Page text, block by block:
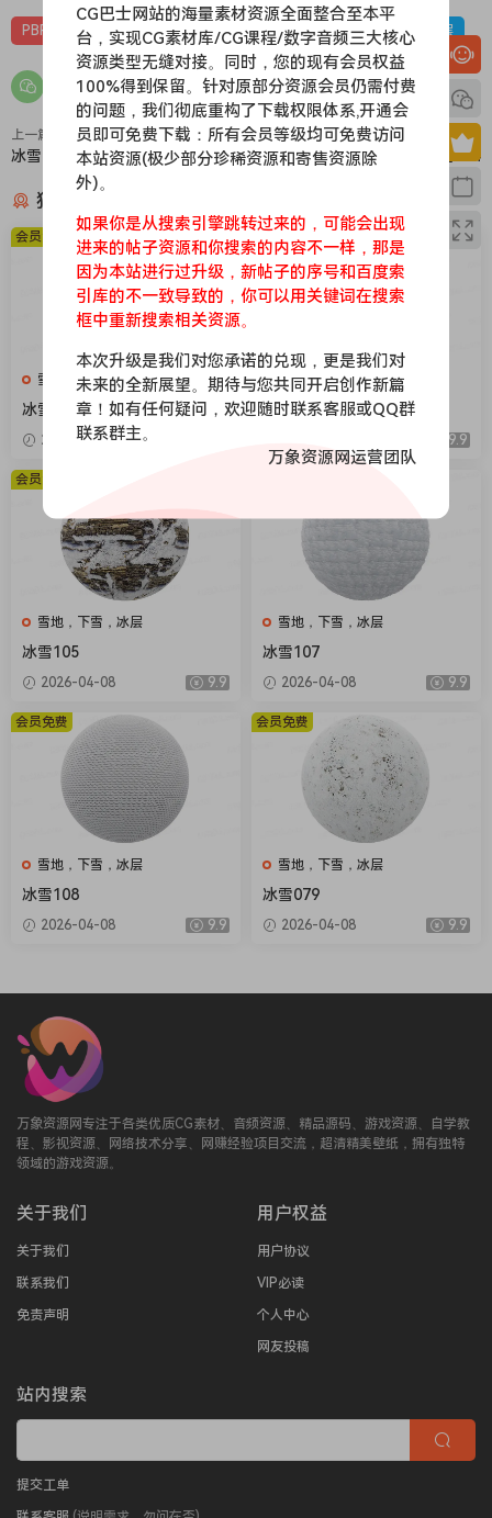
PBR-冰雪 PBR材质（在线预览） 材质贴图 雪地，下雪，冰层
上一篇
冰雪056
下一篇
冰雪054
猜你喜欢
雪地，下雪，冰层
冰雪104
2026-04-08
会员免费
雪地，下雪，冰层
冰雪106
9.9
会员免费
雪地，下雪，冰层
冰雪105
2026-04-08 9.9
会员免费
雪地，下雪，冰层
冰雪107
2026-04-08 9.9
雪地，下雪，冰层
冰雪108
2026-04-08 9.9
会员免费
雪地，下雪，冰层
冰雪079
2026-04-08 9.9
会员免费
万象资源网专注于各类优质CG素材、音频资源、精品源码、游戏资源、自学教
程、影视资源、网络技术分享、网赚经验项目交流，超清精美壁纸，拥有独特
领域的游戏资源。
关于我们
关于我们
联系我们
免责声明
用户权益
用户协议
VIP必读
个人中心
网友投稿
站内搜索
提交工单
CG巴士网站的海量素材资源全面整合至本平
台，实现CG素材库/CG课程/数字音频三大核心
资源类型无缝对接。同时，您的现有会员权益
100%得到保留。针对原部分资源会员仍需付费
的问题，我们彻底重构了下载权限体系,开通会
员即可免费下载：所有会员等级均可免费访问
本站资源(极少部分珍稀资源和寄售资源除
外)。
如果你是从搜索引擎跳转过来的，可能会出现
进来的帖子资源和你搜索的内容不一样，那是
因为本站进行过升级，新帖子的序号和百度索
引库的不一致导致的，你可以用关键词在搜索
框中重新搜索相关资源。
本次升级是我们对您承诺的兑现，更是我们对
未来的全新展望。期待与您共同开启创作新篇
章！如有任何疑问，欢迎随时联系客服或QQ群
联系群主。
万象资源网运营团队